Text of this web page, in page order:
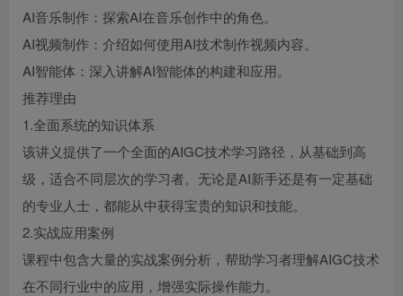
AI音乐制作：探索AI在音乐创作中的角色。
AI视频制作：介绍如何使用AI技术制作视频内容。
AI智能体：深入讲解AI智能体的构建和应用。
推荐理由
1.全面系统的知识体系
该讲义提供了一个全面的AIGC技术学习路径，从基础到高
级，适合不同层次的学习者。无论是AI新手还是有一定基础
的专业人士，都能从中获得宝贵的知识和技能。
2.实战应用案例
课程中包含大量的实战案例分析，帮助学习者理解AIGC技术
在不同行业中的应用，增强实际操作能力。